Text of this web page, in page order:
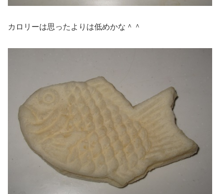
カロリーは思ったよりは低めかな＾＾